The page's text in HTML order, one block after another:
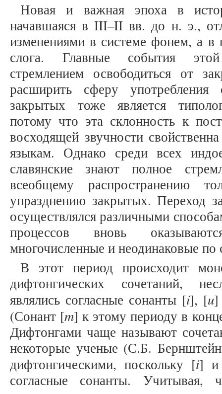
Новая и важная эпоха в
начавшаяся в III–II вв. до н. э.,
изменениями в системе фонем, а в
слога. Главные события
стремлением освободиться от
расширить сферу
закрытых тоже является
потому что эта склонность к
восходящей звучности
языкам. Однако среди всех
славянские знают полное
всеобщему распространению
упразднению закрытых. Переход
осуществлялся различными
процессов вновь
многочисленные и неодинаковые по
В этот период происходит
дифтонгических сочетаний,
являлись согласные сонанты [i], [u]
(Сонант [m] к этому периоду в
Дифтонгами чаще называют
некоторые ученые (С.Б.
дифтонгическими, поскольку [i]
согласные сонанты.